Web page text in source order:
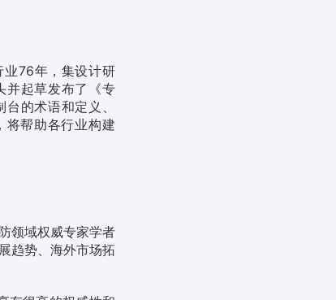
业76年，集设计研
并起草发布了《专
的术语和定义、
将帮助各行业构建
领域权威专家学者
趋势、海外市场拓